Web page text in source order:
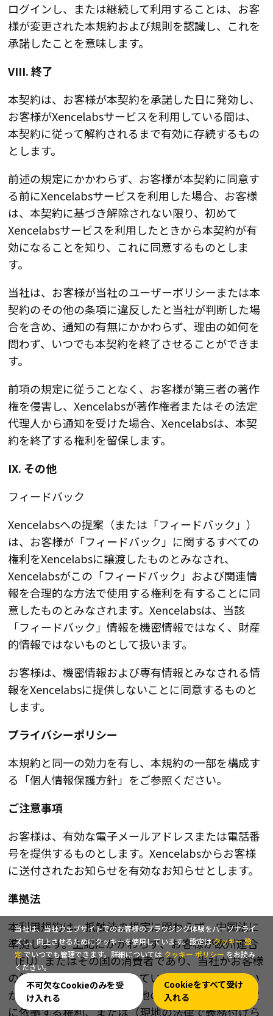
ログインし、または継続して利用することは、お客
様が変更された本規約および規則を認識し、これを
承諾したことを意味します。
VIII. 終了
本契約は、お客様が本契約を承諾した日に発効し、
お客様がXencelabsサービスを利用している間は、
本契約に従って解約されるまで有効に存続するもの
とします。
前述の規定にかかわらず、お客様が本契約に同意す
る前にXencelabsサービスを利用した場合、お客様
は、本契約に基づき解除されない限り、初めて
Xencelabsサービスを利用したときから本契約が有
効になることを知り、これに同意するものとしま
す。
当社は、お客様が当社のユーザーポリシーまたは本
契約のその他の条項に違反したと当社が判断した場
合を含め、通知の有無にかかわらず、理由の如何を
問わず、いつでも本契約を終了させることができま
す。
前項の規定に従うことなく、お客様が第三者の著作
権を侵害し、Xencelabsが著作権者またはその法定
代理人から通知を受けた場合、Xencelabsは、本契
約を終了する権利を留保します。
IX. その他
フィードバック
Xencelabsへの提案（または「フィードバック」）
は、お客様が「フィードバック」に関するすべての
権利をXencelabsに譲渡したものとみなされ、
Xencelabsがこの「フィードバック」および関連情
報を合理的な方法で使用する権利を有することに同
意したものとみなされます。Xencelabsは、当該
「フィードバック」情報を機密情報ではなく、財産
的情報ではないものとして扱います。
お客様は、機密情報および専有情報とみなされる情
報をXencelabsに提供しないことに同意するものと
します。
プライバシーポリシー
本規約と同一の効力を有し、本規約の一部を構成す
る「個人情報保護方針」をご参照ください。
ご注意事項
お客様は、有効な電子メールアドレスまたは電話番
号を提供するものとします。Xencelabsからお客様
に送付されたお知らせを有効なお知らせとします。
準拠法
本利用規約は、抵触法の規定に関わらず、中国法に
準拠します。上記にかかわらず、お客様が欧州連合
（EU）またはその国の消費者であり、当社がお客様
の領域で本サイトを運営している場合、本規約のい
かなる規定も、消費者が現地の法律の強制的な規定
に依拠する権利、または（現地の法律で義務付けら
当社は、当社ウェブサイトでのお客様のブラウジング体験をパーソナライ
ズし、向上させるためにクッキーを使用しています。設定はクッキー 設
定 でいつでも管理できます。詳細については クッキー ポリシー をお読み
ください。
不可欠なCookieのみを受
け入れる
Cookieをすべて受け
入れる